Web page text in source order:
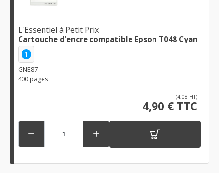
L'Essentiel à Petit Prix
Cartouche d'encre compatible Epson T048 Cyan
1
GNE87
400 pages
(4,08 HT)
4,90 € TTC
 